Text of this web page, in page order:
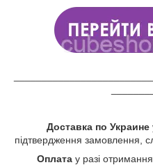
Доставка по Украине
підтвердження замовлення,
Оплата у разі